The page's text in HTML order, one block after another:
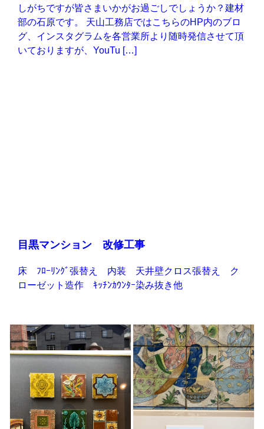
しがちですが皆さまいかがお過ごしでしょうか？建材
部の石原です。 天山工務店ではこちらのHP内のブロ
グ、インスタグラムを各営業所より随時発信させて頂
いておりますが、YouTu […]
目黒マンション 改修工事
床 ﾌﾛｰﾘﾝｸﾞ張替え 内装 天井壁クロス張替え ク
ローゼット造作 ｷｯﾁﾝｶｳﾝﾀｰ染み抜き他